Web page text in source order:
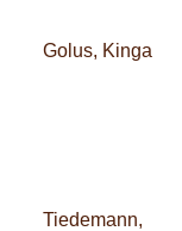
Golus, Kinga
Tiedemann,